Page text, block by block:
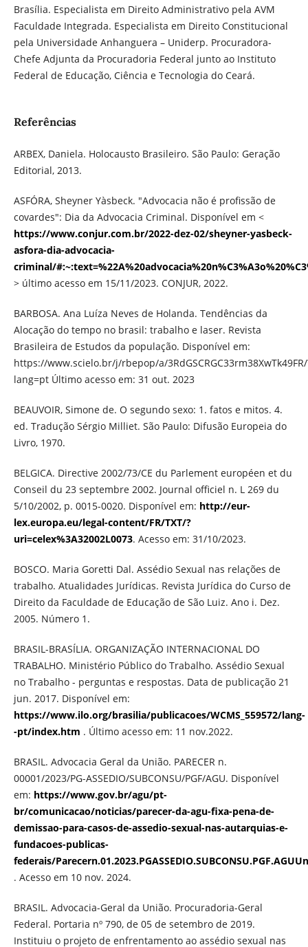
Brasília. Especialista em Direito Administrativo pela AVM
Faculdade Integrada. Especialista em Direito Constitucional
pela Universidade Anhanguera – Uniderp. Procuradora-
Chefe Adjunta da Procuradoria Federal junto ao Instituto
Federal de Educação, Ciência e Tecnologia do Ceará.
Referências
ARBEX, Daniela. Holocausto Brasileiro. São Paulo: Geração
Editorial, 2013.
ASFÓRA, Sheyner Yàsbeck. "Advocacia não é profissão de
covardes": Dia da Advocacia Criminal. Disponível em <
https://www.conjur.com.br/2022-dez-02/sheyner-yasbeck-
asfora-dia-advocacia-
criminal/
> último acesso em 15/11/2023. CONJUR, 2022.
BARBOSA. Ana Luíza Neves de Holanda. Tendências da
Alocação do tempo no brasil: trabalho e laser. Revista
Brasileira de Estudos da população. Disponível em:
https://www.scielo.br/j/rbepop/a/3RdGSCRGC33rm38XwTk49FR/
lang=pt Último acesso em: 31 out. 2023
BEAUVOIR, Simone de. O segundo sexo: 1. fatos e mitos. 4.
ed. Tradução Sérgio Milliet. São Paulo: Difusão Europeia do
Livro, 1970.
BELGICA. Directive 2002/73/CE du Parlement européen et du
Conseil du 23 septembre 2002. Journal officiel n. L 269 du
5/10/2002, p. 0015-0020. Disponível em: http://eur-
lex.europa.eu/legal-content/FR/TXT/?
uri=celex%3A32002L0073. Acesso em: 31/10/2023.
BOSCO. Maria Goretti Dal. Assédio Sexual nas relações de
trabalho. Atualidades Jurídicas. Revista Jurídica do Curso de
Direito da Faculdade de Educação de São Luiz. Ano i. Dez.
2005. Número 1.
BRASIL-BRASÍLIA. ORGANIZAÇÃO INTERNACIONAL DO
TRABALHO. Ministério Público do Trabalho. Assédio Sexual
no Trabalho - perguntas e respostas. Data de publicação 21
jun. 2017. Disponível em:
https://www.ilo.org/brasilia/publicacoes/WCMS_559572/lang-
-pt/index.htm . Último acesso em: 11 nov.2022.
BRASIL. Advocacia Geral da União. PARECER n.
00001/2023/PG-ASSEDIO/SUBCONSU/PGF/AGU. Disponível
em: https://www.gov.br/agu/pt-
br/comunicacao/noticias/parecer-da-agu-fixa-pena-de-
demissao-para-casos-de-assedio-sexual-nas-autarquias-e-
fundacoes-publicas-
federais/
. Acesso em 10 nov. 2024.
BRASIL. Advocacia-Geral da União. Procuradoria-Geral
Federal. Portaria nº 790, de 05 de setembro de 2019.
Instituiu o projeto de enfrentamento ao assédio sexual nas